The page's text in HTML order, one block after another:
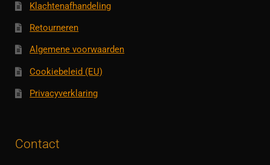
Klachtenafhandeling
Retourneren
Algemene voorwaarden
Cookiebeleid (EU)
Privacyverklaring
Contact